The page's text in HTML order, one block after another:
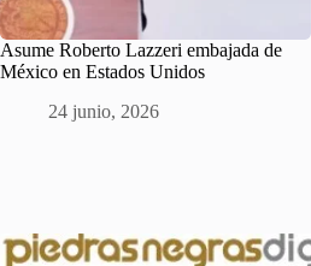
Asume Roberto Lazzeri embajada de
México en Estados Unidos
24 junio, 2026